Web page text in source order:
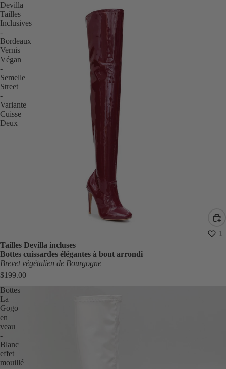
Devilla
Tailles
Inclusives
-
Bordeaux
Vernis
Végan
-
Semelle
Street
-
Variante
Cuisse
Deux
1
Tailles Devilla incluses
Bottes cuissardes élégantes à bout arrondi
Brevet végétalien de Bourgogne
$199.00
Bottes
La
Gogo
en
veau
-
Blanc
effet
mouillé